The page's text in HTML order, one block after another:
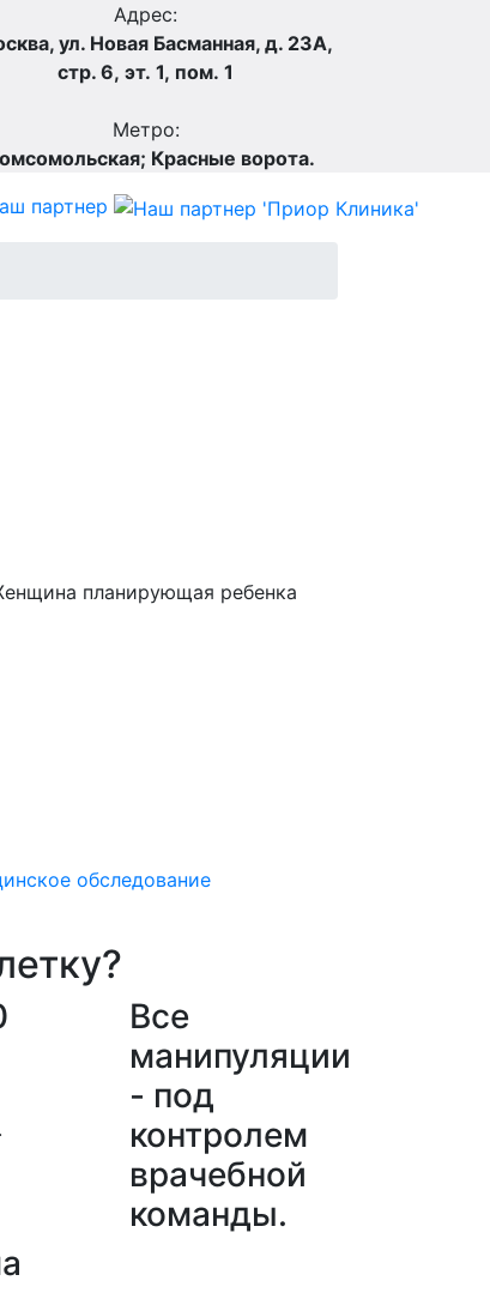
Адрес:
ул. Новая Басманная, д. 23А,
стр. 6, эт. 1, пом. 1
Метро:
Красные ворота.
партнер
обследование
Все
манипуляции
- под
контролем
врачебной
команды.